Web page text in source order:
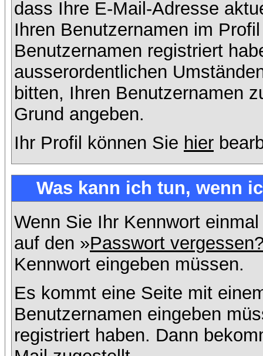
dass Ihre E-Mail-Adresse
Ihren Benutzernamen im
Benutzernamen registriert
ausserordentlichen
bitten, Ihren Benutzernamen
Grund angeben.
Ihr Profil können Sie hier
Was kann ich tun, wenn
Wenn Sie Ihr Kennwort
auf den »Passwort
Kennwort eingeben müssen.
Es kommt eine Seite mit
Benutzernamen eingeben
registriert haben. Dann